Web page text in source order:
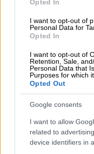
Opted In
I want to opt-out of
Personal Data for
Opted In
I want to opt-out of
Retention, Sale,
Personal Data that
Purposes for which
Opted Out
Google consents
I want to allow
related to
device identifiers in
και Gliese 887c
-περισσότερο και
ολοκληρώνουν
μητρικό τους
αντίστοιχα (αυτή
τους). Οι
για ένα τρίτο
Σύμφωνα με τις
επιβεβαιωμένοι